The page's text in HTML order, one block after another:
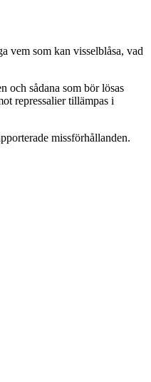
vem som kan visselblåsa, vad
och sådana som bör lösas
repressalier tillämpas i
missförhållanden.